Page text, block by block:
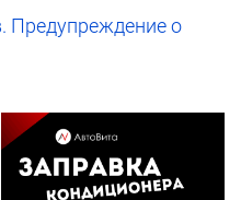
Предупреждение о